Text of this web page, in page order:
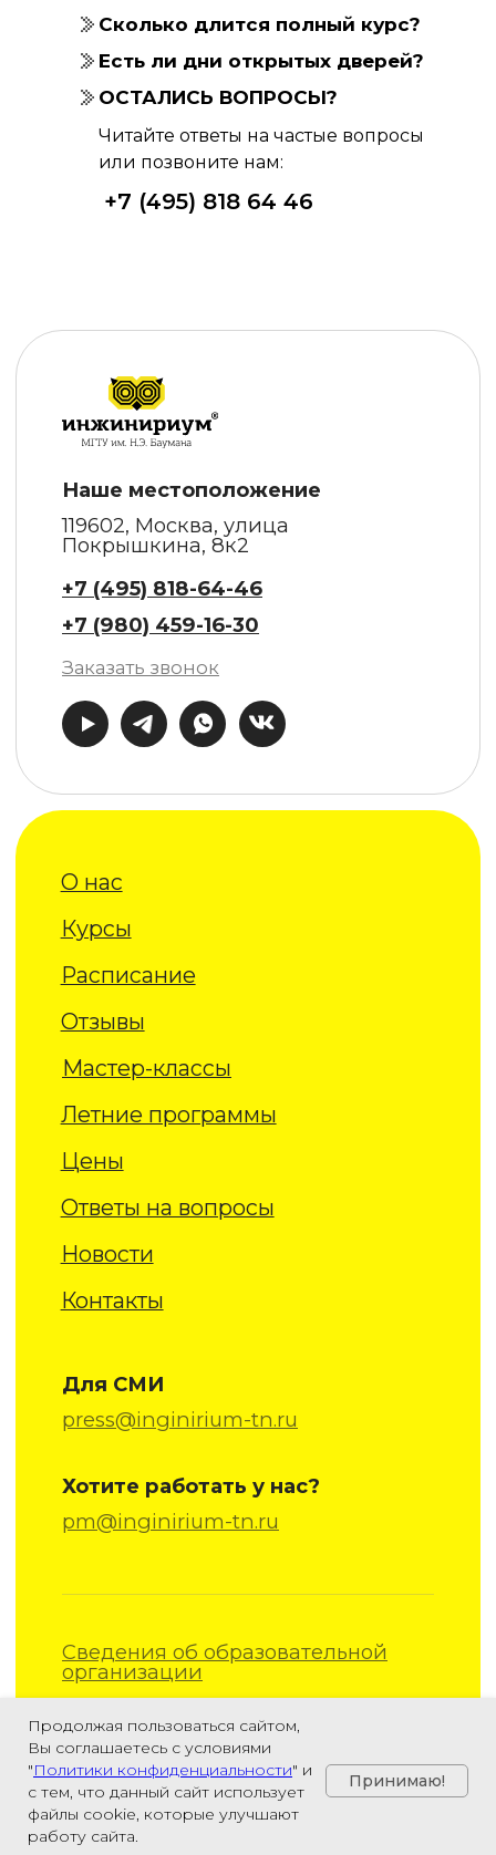
Сколько длится полный курс?
Есть ли дни открытых дверей?
ОСТАЛИСЬ ВОПРОСЫ?
Читайте ответы на частые вопросы
или позвоните нам:
+7 (495) 818 64 46
Продолжая пользоваться сайтом,
Вы соглашаетесь с условиями
"Политики конфиденциальности" и
с тем, что данный сайт использует
файлы cookie, которые улучшают
работу сайта.
Принимаю!